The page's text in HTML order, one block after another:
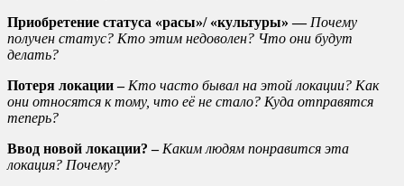
Приобретение статуса «расы»/ «культуры» — Почему
получен статус? Кто этим недоволен? Что они будут
делать?
Потеря локации – Кто часто бывал на этой локации? Как
они относятся к тому, что её не стало? Куда отправятся
теперь?
Ввод новой локации? – Каким людям понравится эта
локация? Почему?